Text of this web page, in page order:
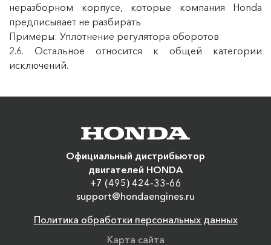
неразборном корпусе, которые компания Honda
предписывает не разбирать
Примеры: Уплотнение регулятора оборотов
2.6. Остальное относится к общей категории
исключений.
Официальный дистрибьютор
двигателей HONDA
+7 (495) 424-33-66
support@hondaengines.ru
Политика обработки персональных данных
Карта сайта